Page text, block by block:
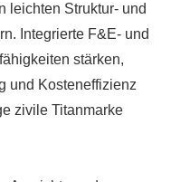
leichten Struktur- und
Integrierte F&E- und
stärken,
und Kosteneffizienz
zivile Titanmarke